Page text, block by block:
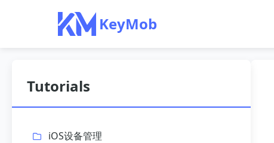
KeyMob
Tutorials
iOS设备管理